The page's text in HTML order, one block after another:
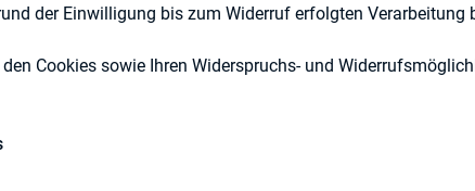
der Einwilligung bis zum Widerruf erfolgten Verarbeitung
Cookies sowie Ihren Widerspruchs- und